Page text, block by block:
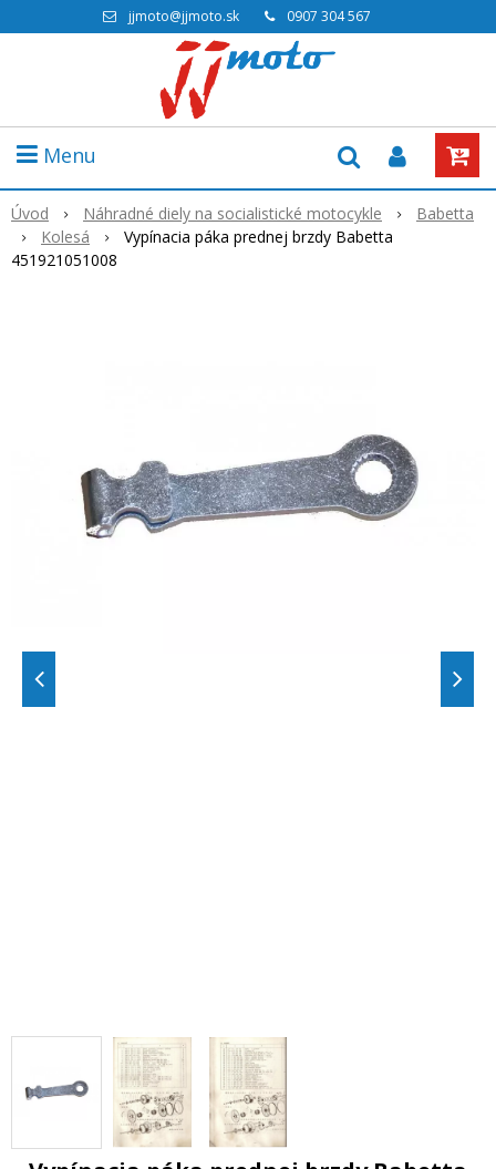
jjmoto@jjmoto.sk 0907 304 567
Menu
Úvod Náhradné diely na socialistické motocykle
Babetta
Kolesá
Vypínacia páka prednej brzdy Babetta
451921051008